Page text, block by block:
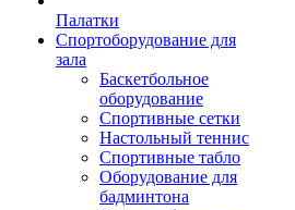
Палатки
Спортоборудование для
зала
Баскетбольное
оборудование
Спортивные сетки
Настольный теннис
Спортивные табло
Оборудование для
бадминтона